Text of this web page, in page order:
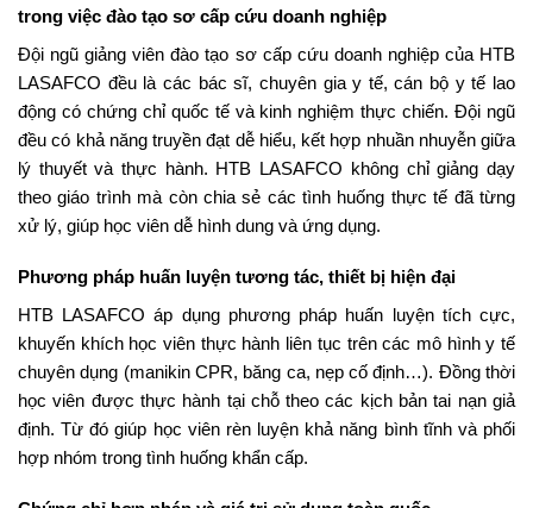
trong việc đào tạo sơ cấp cứu doanh nghiệp
Đội ngũ giảng viên đào tạo sơ cấp cứu doanh nghiệp của HTB
LASAFCO đều là các bác sĩ, chuyên gia y tế, cán bộ y tế lao
động có chứng chỉ quốc tế và kinh nghiệm thực chiến. Đội ngũ
đều có khả năng truyền đạt dễ hiểu, kết hợp nhuần nhuyễn giữa
lý thuyết và thực hành. HTB LASAFCO không chỉ giảng dạy
theo giáo trình mà còn chia sẻ các tình huống thực tế đã từng
xử lý, giúp học viên dễ hình dung và ứng dụng.
Phương pháp huấn luyện tương tác, thiết bị hiện đại
HTB LASAFCO áp dụng phương pháp huấn luyện tích cực,
khuyến khích học viên thực hành liên tục trên các mô hình y tế
chuyên dụng (manikin CPR, băng ca, nẹp cố định…). Đồng thời
học viên được thực hành tại chỗ theo các kịch bản tai nạn giả
định. Từ đó giúp học viên rèn luyện khả năng bình tĩnh và phối
hợp nhóm trong tình huống khẩn cấp.